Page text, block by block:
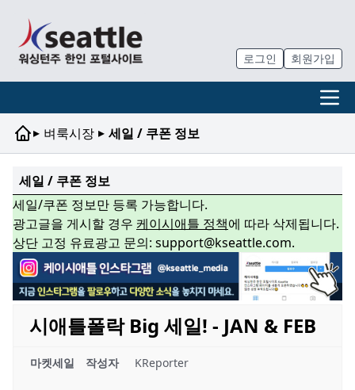
로그인 회원가입
▸ 벼룩시장 ▸ 세일 / 쿠폰 정보
세일 / 쿠폰 정보
세일/쿠폰 정보만 등록 가능합니다.
광고글을 게시할 경우 케이시애틀 정책에 따라 삭제됩니다.
상단 고정 유료광고 문의: support@kseattle.com.
시애틀폴락 Big 세일! - JAN & FEB
마켓세일 작성자 KReporter